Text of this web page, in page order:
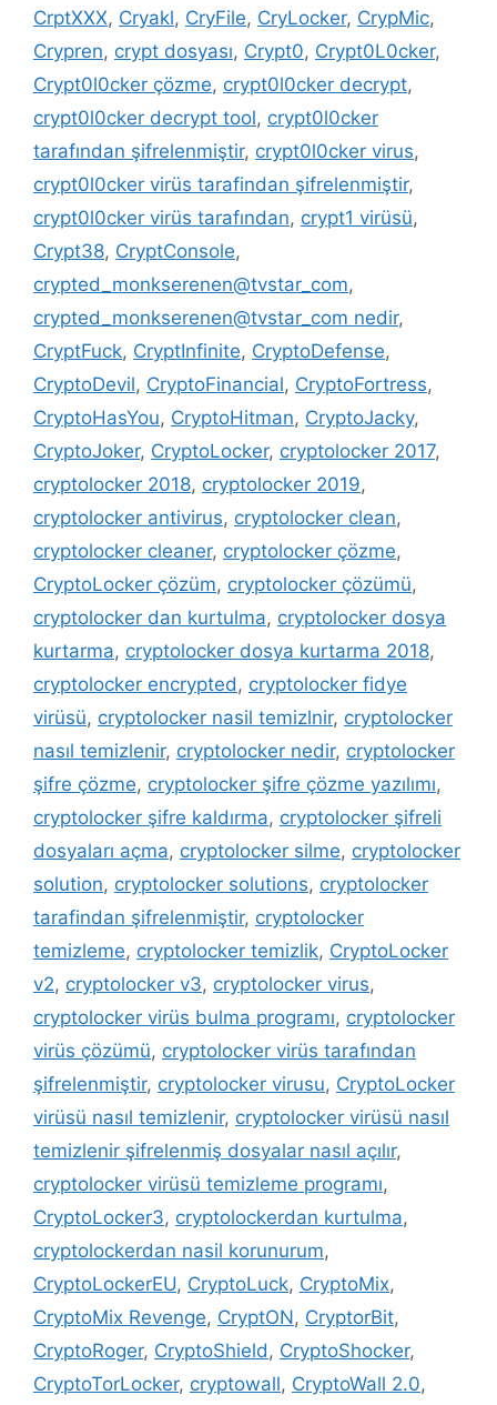
CrptXXX, Cryakl, CryFile, CryLocker, CrypMic,
Crypren, crypt dosyası, Crypt0, Crypt0L0cker,
Crypt0l0cker çözme, crypt0l0cker decrypt,
crypt0l0cker decrypt tool, crypt0l0cker
tarafından şifrelenmiştir, crypt0l0cker virus,
crypt0l0cker virüs tarafindan şifrelenmiştir,
crypt0l0cker virüs tarafından, crypt1 virüsü,
Crypt38, CryptConsole,
crypted_monkserenen@tvstar_com,
crypted_monkserenen@tvstar_com nedir,
CryptFuck, CryptInfinite, CryptoDefense,
CryptoDevil, CryptoFinancial, CryptoFortress,
CryptoHasYou, CryptoHitman, CryptoJacky,
CryptoJoker, CryptoLocker, cryptolocker 2017,
cryptolocker 2018, cryptolocker 2019,
cryptolocker antivirus, cryptolocker clean,
cryptolocker cleaner, cryptolocker çözme,
CryptoLocker çözüm, cryptolocker çözümü,
cryptolocker dan kurtulma, cryptolocker dosya
kurtarma, cryptolocker dosya kurtarma 2018,
cryptolocker encrypted, cryptolocker fidye
virüsü, cryptolocker nasil temizlnir, cryptolocker
nasıl temizlenir, cryptolocker nedir, cryptolocker
şifre çözme, cryptolocker şifre çözme yazılımı,
cryptolocker şifre kaldırma, cryptolocker şifreli
dosyaları açma, cryptolocker silme, cryptolocker
solution, cryptolocker solutions, cryptolocker
tarafindan şifrelenmiştir, cryptolocker
temizleme, cryptolocker temizlik, CryptoLocker
v2, cryptolocker v3, cryptolocker virus,
cryptolocker virüs bulma programı, cryptolocker
virüs çözümü, cryptolocker virüs tarafından
şifrelenmiştir, cryptolocker virusu, CryptoLocker
virüsü nasıl temizlenir, cryptolocker virüsü nasıl
temizlenir şifrelenmiş dosyalar nasıl açılır,
cryptolocker virüsü temizleme programı,
CryptoLocker3, cryptolockerdan kurtulma,
cryptolockerdan nasil korunurum,
CryptoLockerEU, CryptoLuck, CryptoMix,
CryptoMix Revenge, CryptON, CryptorBit,
CryptoRoger, CryptoShield, CryptoShocker,
CryptoTorLocker, cryptowall, CryptoWall 2.0,